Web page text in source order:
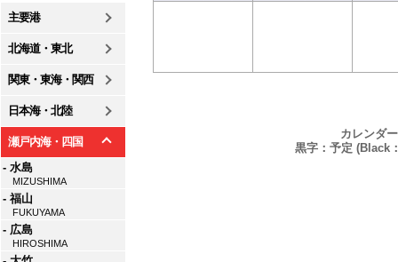
主要港
北海道・東北
関東・東海・関西
日本海・北陸
瀬戸内海・四国
- 水島
MIZUSHIMA
- 福山
FUKUYAMA
- 広島
HIROSHIMA
カレンダ
黒字：予定